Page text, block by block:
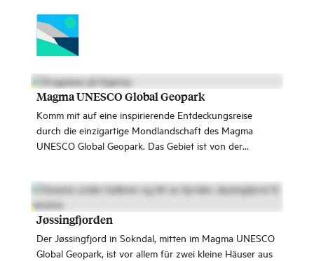
Magma UNESCO Global Geopark
Komm mit auf eine inspirierende Entdeckungsreise
durch die einzigartige Mondlandschaft des Magma
UNESCO Global Geopark. Das Gebiet ist von der
Jøssingfjorden
Der Jøssingfjord in Sokndal, mitten im Magma UNESCO
Global Geopark, ist vor allem für zwei kleine Häuser aus